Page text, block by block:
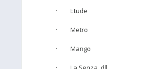
· Etude
· Metro
· Mango